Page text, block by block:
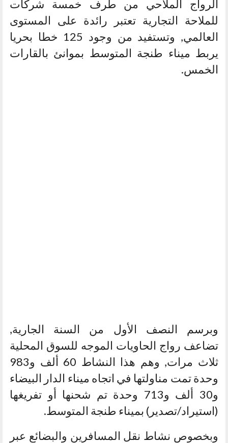
الرواج الملاحي من طرف خمسة شركات
للملاحة التجارية تعتبر رائدة على المستوى
العالمي, وتستفيد من وجود 125 خطا بحريا
يربط ميناء طنجة المتوسط بموانئ بالقارات
الخمس.
وبرسم النصف الأول من السنة الجارية,
تضاعف رواج الحاويات الموجه للسوق المحلية
ثلاث مرات, وهم هذا النشاط 60 ألف و983
وحدة تمت مناولتها في اتجاه ميناء الدار البيضاء
و30 ألف و713 وحدة تم شحنها أو تفريغها
(استيراد/تصدير) بميناء طنجة المتوسط.
وبخصوص نشاط نقل المسافرين والبضائع عبر